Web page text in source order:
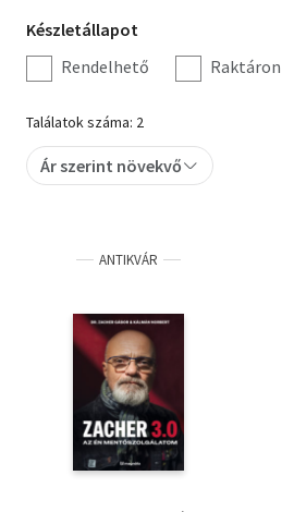
Hobbi, szabadidő
Irodalom
Művészet
Szakkönyv
Tankönyv, segédkönyv
Társadalomtudomány
Természettudomány
Történelem
Készletállapot
szűrés
Készletállapot
Rendelhető
Raktáron
Találatok száma: 2
Ár szerint növekvő
ANTIKVÁR